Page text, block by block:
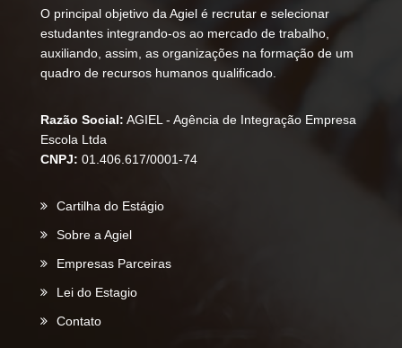
O principal objetivo da Agiel é recrutar e selecionar
estudantes integrando-os ao mercado de trabalho,
auxiliando, assim, as organizações na formação de um
quadro de recursos humanos qualificado.
Razão Social: AGIEL - Agência de Integração Empresa
Escola Ltda
CNPJ: 01.406.617/0001-74
Cartilha do Estágio
Sobre a Agiel
Empresas Parceiras
Lei do Estagio
Contato